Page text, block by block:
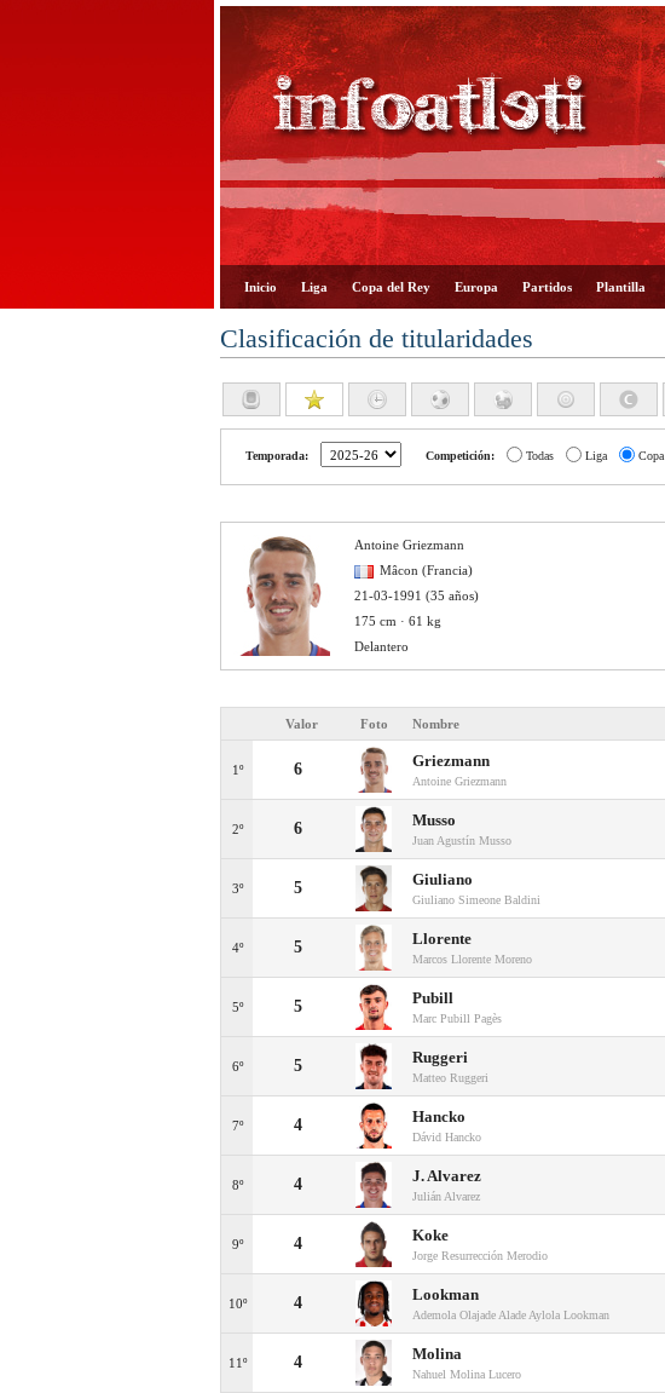
Inicio Liga Copa del Rey Europa Partidos Plantilla
Clasificación de titularidades
Temporada: Competición: Todas Liga Copa
Antoine Griezmann
Mâcon (Francia)
21-03-1991 (35 años)
175 cm · 61 kg
Delantero
Valor Foto Nombre
1º 6 Griezmann
Antoine Griezmann
2º 6 Musso
Juan Agustín Musso
3º 5 Giuliano
Giuliano Simeone Baldini
4º 5 Llorente
Marcos Llorente Moreno
5º 5 Pubill
Marc Pubill Pagès
6º 5 Ruggeri
Matteo Ruggeri
7º 4 Hancko
Dávid Hancko
8º 4 J. Alvarez
Julián Alvarez
9º 4 Koke
Jorge Resurrección Merodio
10º 4 Lookman
Ademola Olajade Alade Aylola Lookman
11º 4 Molina
Nahuel Molina Lucero